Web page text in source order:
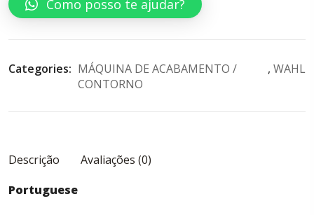
Como posso te ajudar?
Categories: MÁQUINA DE ACABAMENTO /
CONTORNO
, WAHL
Descrição
Avaliações (0)
Portuguese